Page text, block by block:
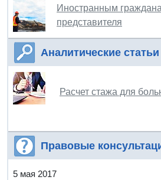
Иностранным
представителя
Аналитические статьи
Расчет стажа для
Правовые
5 мая 2017